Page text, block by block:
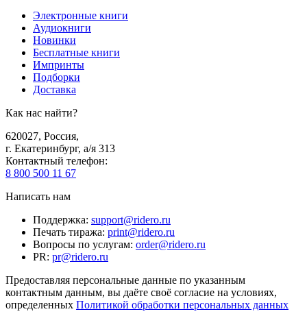
Электронные книги
Аудиокниги
Новинки
Бесплатные книги
Импринты
Подборки
Доставка
Как нас найти?
620027, Россия,
г. Екатеринбург, а/я 313
Контактный телефон:
8 800 500 11 67
Написать нам
Поддержка: support@ridero.ru
Печать тиража: print@ridero.ru
Вопросы по услугам: order@ridero.ru
PR: pr@ridero.ru
Предоставляя персональные данные по указанным
контактным данным, вы даёте своё согласие на условиях,
определенных Политикой обработки персональных данных